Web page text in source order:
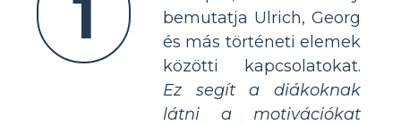
1
bemutatja Ulrich, Georg
és más történeti elemek
közötti kapcsolatokat.
Ez segít a diákoknak
látni a motivációkat